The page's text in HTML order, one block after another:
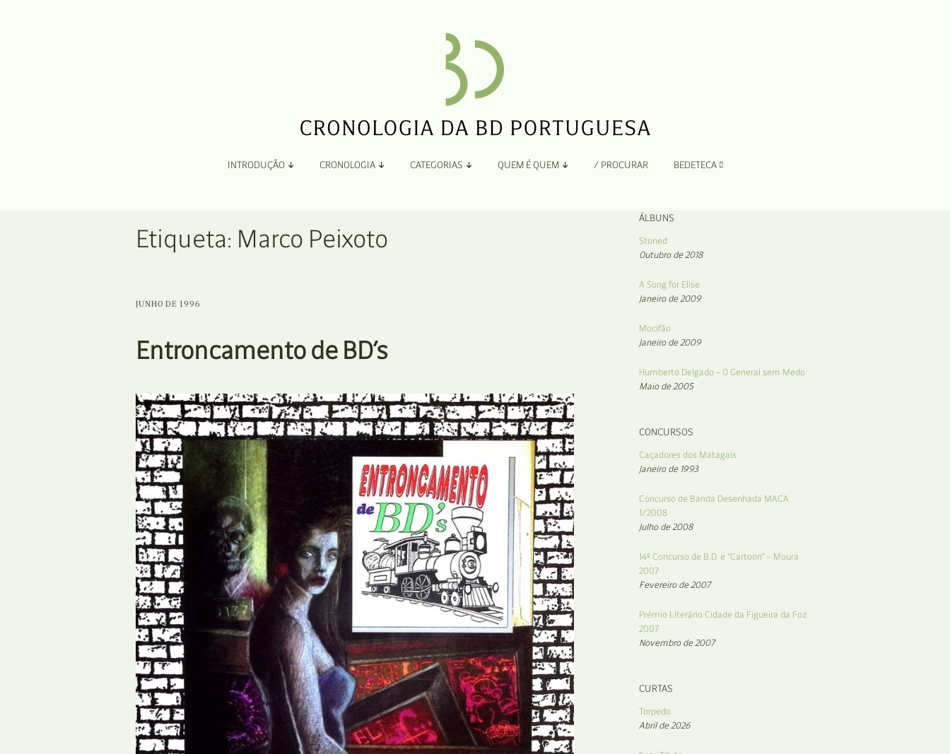
INTRODUÇÃO
Organização
CRONOLOGIA CATEGORIAS
Concursos
Curtas
Edição Digital
Edição Portuguesa
Exposições e Eventos
Fanzines
Festivais e Salões
Formação
Internacional
Estudos
Óbitos
QUEM É QUEM / PROCURAR BEDETECA
Etiqueta: Marco Peixoto
JUNHO DE 1996
Entroncamento de BD’s
ÁLBUNS
Stoned
Outubro de 2018
A Song for Elise
Janeiro de 2009
Mocifão
Janeiro de 2009
Humberto Delgado – O General sem Medo
Maio de 2005
CONCURSOS
Caçadores dos Matagais
Janeiro de 1993
Concurso de Banda Desenhada MACA
1/2008
Julho de 2008
14º Concurso de B.D. e “Cartoon” – Moura
2007
Fevereiro de 2007
Prémio Literário Cidade da Figueira da Foz
2007
Novembro de 2007
CURTAS
Torpedo
Abril de 2026